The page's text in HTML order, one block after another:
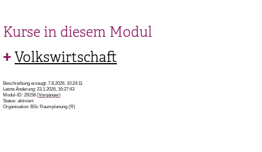
Kurse in diesem Modul
Volkswirtschaft
Beschreibung erzeugt: 7.8.2026, 10:24:11
Letzte Änderung: 23.1.2026, 16:27:43
Modul-ID: 29158 (Vorgänger)
Status: aktiviert
Organisation: BSc Raumplanung (R)